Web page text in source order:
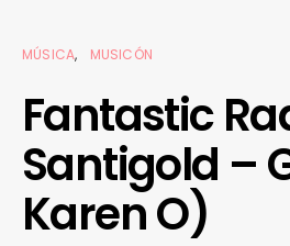
MÚSICA MUSICÓN
Fantastic
Santigold –
Karen O)